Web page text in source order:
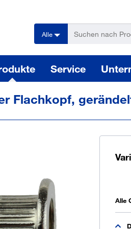
Alle
Service
Flachkopf,
Alle